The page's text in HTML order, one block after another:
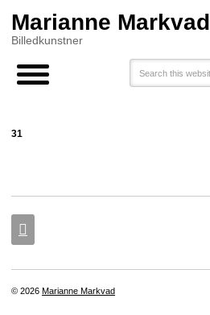
Marianne Markvad
Billedkunstner
31

© 2026 Marianne Markvad